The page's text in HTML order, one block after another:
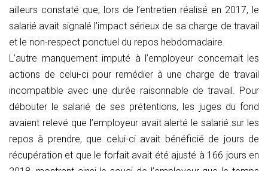
ailleurs constaté que, lors de l’entretien réalisé en 2017, le
salarié avait signalé l’impact sérieux de sa charge de travail
et le non-respect ponctuel du repos hebdomadaire.
L’autre manquement imputé à l’employeur concernait les
actions de celui-ci pour remédier à une charge de travail
incompatible avec une durée raisonnable de travail. Pour
débouter le salarié de ses prétentions, les juges du fond
avaient relevé que l’employeur avait alerté le salarié sur les
repos à prendre, que celui-ci avait bénéficié de jours de
récupération et que le forfait avait été ajusté à 166 jours en